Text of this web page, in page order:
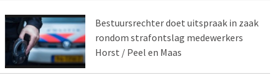
Bestuursrechter doet uitspraak in zaak
rondom strafontslag medewerkers
Horst / Peel en Maas